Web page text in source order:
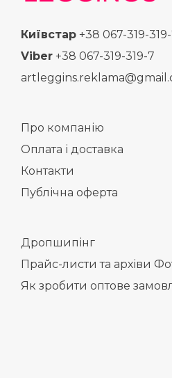
Київстар +38 067-319-
Viber +38 067-319-319-7
Про компанію
Оплата і доставка
Контакти
Публічна оферта
Дропшипінг
Прайс-листи та архіви
Як зробити оптове